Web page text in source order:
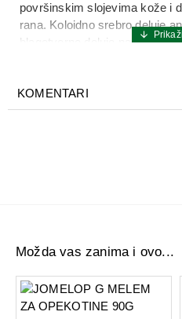
površinskim slojevima kože i
rana. Koloidno srebro deluje
blagotvorno deluje na
rana koje sporo zarastaju,
KOMENTARI
Možda vas zanima i ovo...